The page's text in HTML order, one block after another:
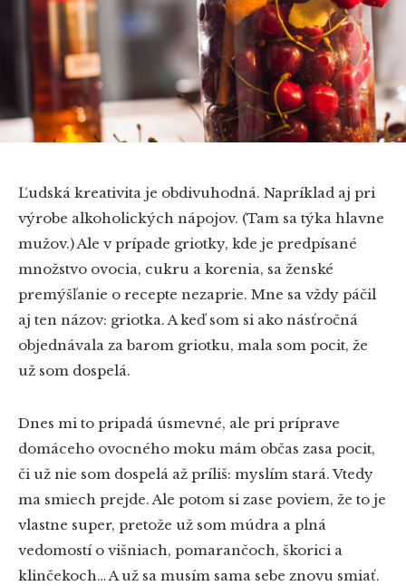
Ľudská kreativita je obdivuhodná. Napríklad aj pri
výrobe alkoholických nápojov. (Tam sa týka hlavne
mužov.) Ale v prípade griotky, kde je predpísané
množstvo ovocia, cukru a korenia, sa ženské
premýšľanie o recepte nezaprie. Mne sa vždy páčil
aj ten názov: griotka. A keď som si ako násťročná
objednávala za barom griotku, mala som pocit, že
už som dospelá.
Dnes mi to pripadá úsmevné, ale pri príprave
domáceho ovocného moku mám občas zasa pocit,
či už nie som dospelá až príliš: myslím stará. Vtedy
ma smiech prejde. Ale potom si zase poviem, že to je
vlastne super, pretože už som múdra a plná
vedomostí o višniach, pomarančoch, škorici a
klinčekoch… A už sa musím sama sebe znovu smiať.